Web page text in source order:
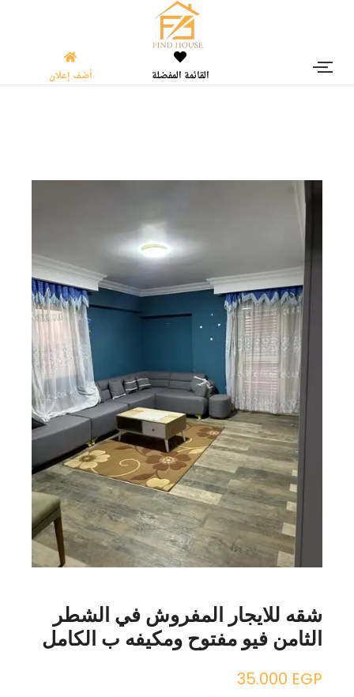
القائمة المفضلة أضف إعلان
شقه للايجار المفروش في الشطر
الثامن فيو مفتوح ومكيفه ب الكامل
35.000 EGP